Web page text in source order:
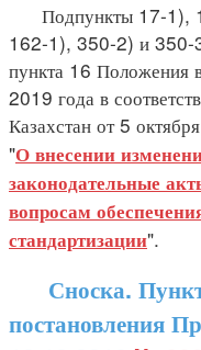
Подпункты 17-1),
162-1), 350-2) и 350-
пункта 16 Положения
2019 года в
Казахстан от 5
"О внесении
законодательные
вопросам
стандартизации".
Сноска.
постановления